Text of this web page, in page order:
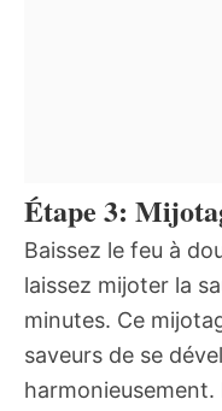
Étape 3:
Baissez le feu à
laissez mijoter la
minutes. Ce
saveurs de se